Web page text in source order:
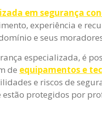
em segurança
experiência e
e seus
especializada, é
de equipamentos e
e riscos de
protegidos por